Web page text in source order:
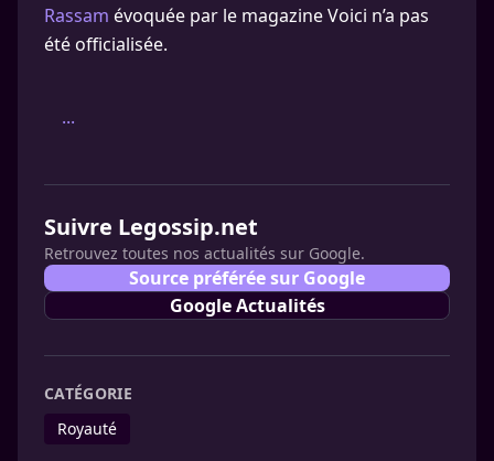
Rassam évoquée par le magazine Voici n’a pas
été officialisée.
...
Suivre Legossip.net
Retrouvez toutes nos actualités sur Google.
Source préférée sur Google
Google Actualités
CATÉGORIE
Royauté